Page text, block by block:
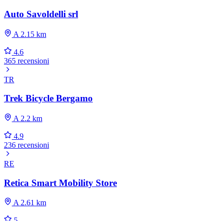
Auto Savoldelli srl
A 2.15 km
4.6
365 recensioni
TR
Trek Bicycle Bergamo
A 2.2 km
4.9
236 recensioni
RE
Retica Smart Mobility Store
A 2.61 km